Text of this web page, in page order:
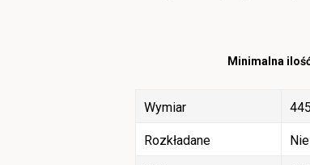
Minimalna
Wymiar
Rozkładane Nie